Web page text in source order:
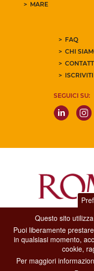
MARE
FAQ
CHI
SEGUICI SU:
Dipartimento
Via di San Basilio, 51
00187 Roma
Questo sito
Puoi liberamente
in qualsiasi momento,
cookie,
Per maggiori